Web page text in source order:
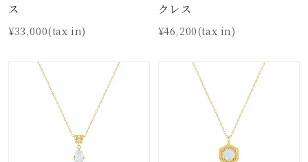
ス
¥33,000(tax in)
クレス
¥46,200(tax in)